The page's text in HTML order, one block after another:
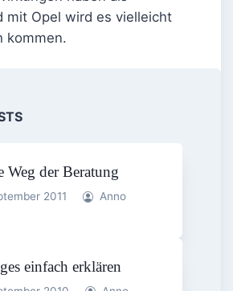
mit Opel wird es vielleicht
kommen.
Weg der Beratung
2011
Anno
einfach erklären